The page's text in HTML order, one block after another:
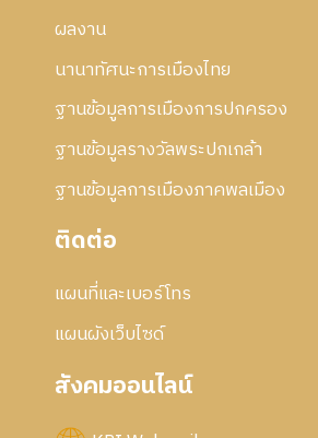
ผลงาน
นานาทัศนะการเมืองไทย
ฐานข้อมูลการเมืองการปกครอง
ฐานข้อมูลรางวัลพระปกเกล้า
ฐานข้อมูลการเมืองภาคพลเมือง
ติดต่อ
แผนที่และเบอร์โทร
แผนผังเว็บไซด์
สังคมออนไลน์